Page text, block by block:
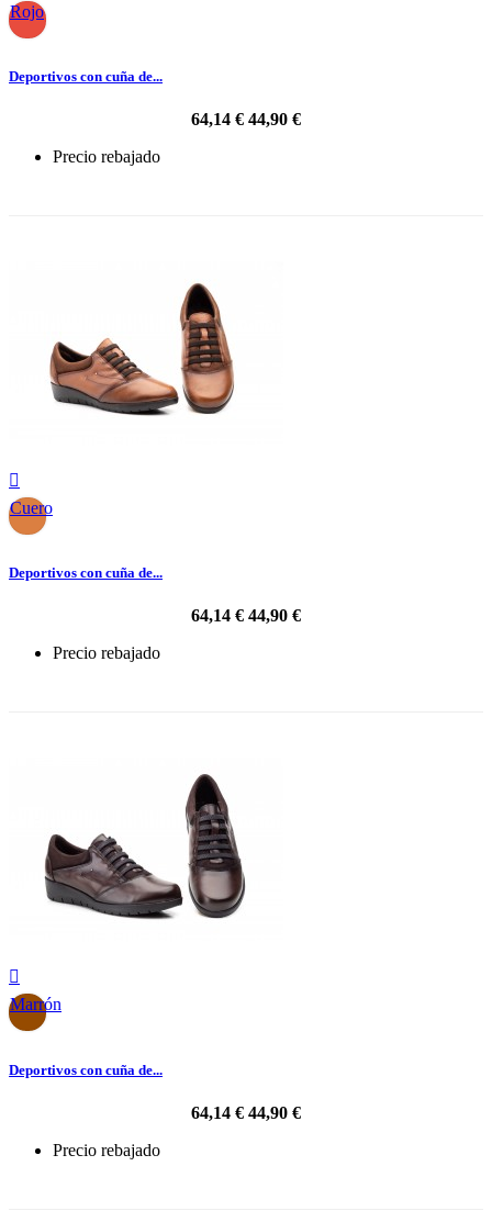
Rojo
Deportivos con cuña de...
64,14 € 44,90 €
Precio rebajado

Cuero
Deportivos con cuña de...
64,14 € 44,90 €
Precio rebajado

Marrón
Deportivos con cuña de...
64,14 € 44,90 €
Precio rebajado